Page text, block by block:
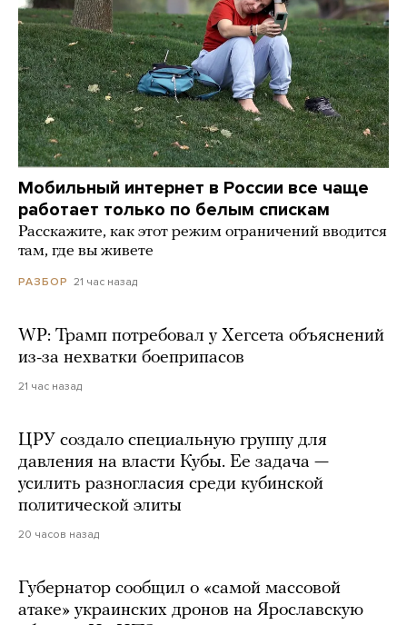
Мобильный интернет в России все чаще
работает только по белым спискам
Расскажите, как этот режим ограничений вводится
там, где вы живете
РАЗБОР 21 час назад
WP: Трамп потребовал у Хегсета объяснений
из-за нехватки боеприпасов
21 час назад
ЦРУ создало специальную группу для
давления на власти Кубы. Ее задача —
усилить разногласия среди кубинской
политической элиты
20 часов назад
Губернатор сообщил о «самой массовой
атаке» украинских дронов на Ярославскую